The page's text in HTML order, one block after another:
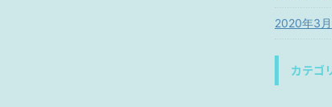
2020年3月
カテゴ